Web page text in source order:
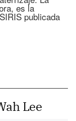
es la
publicada
Lee